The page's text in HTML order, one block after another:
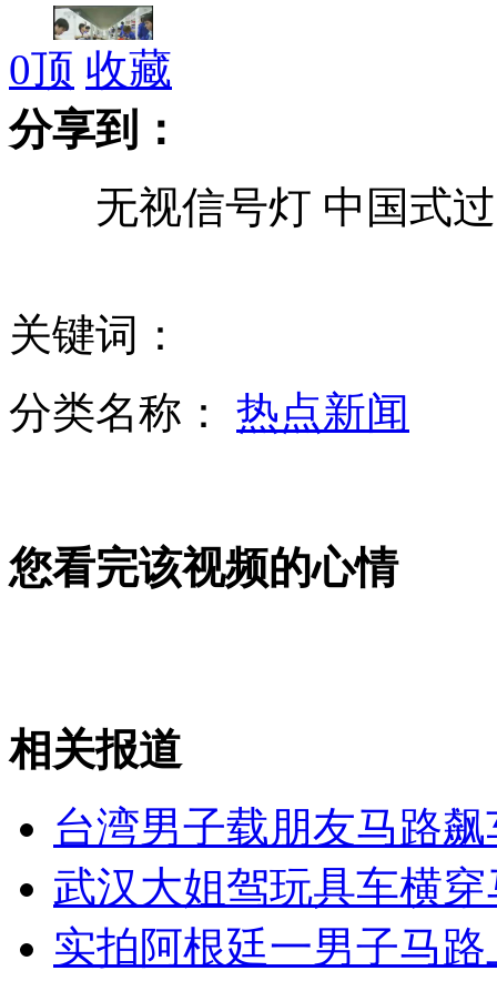
记者调查：生产企业偷工减料致GPS辐射超标
专家：车载导航电磁辐射超标将严重影响健康
日本拥有巨大军事潜力
车载GPS辐射屡次超标 缺乏强制标准是主因
山西运城恶犬咬伤多人 警民合力深夜将其击毙
女孩北京地铁殴打老人 痛下狠手拳打脚踢
无痛分娩是否安全 医生回应
0顶 收藏
分享到：
无视信号灯 中国式过
关键词：
分类名称： 热点新闻
您看完该视频的心情
相关报道
台湾男子载朋友马路
武汉大姐驾玩具车横
实拍阿根廷一男子马